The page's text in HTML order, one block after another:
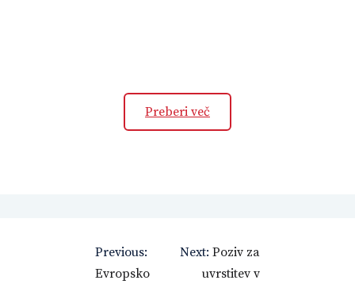
Preberi več
Navigacija
prispevka
Previous:
Evropsko
Next: Poziv za
uvrstitev v